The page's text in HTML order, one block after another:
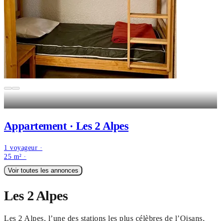
Appartement · Les 2 Alpes
1 voyageur ·
25 m² ·
Voir toutes les annonces
Les 2 Alpes
Les 2 Alpes, l’une des stations les plus célèbres de l’Oisans,